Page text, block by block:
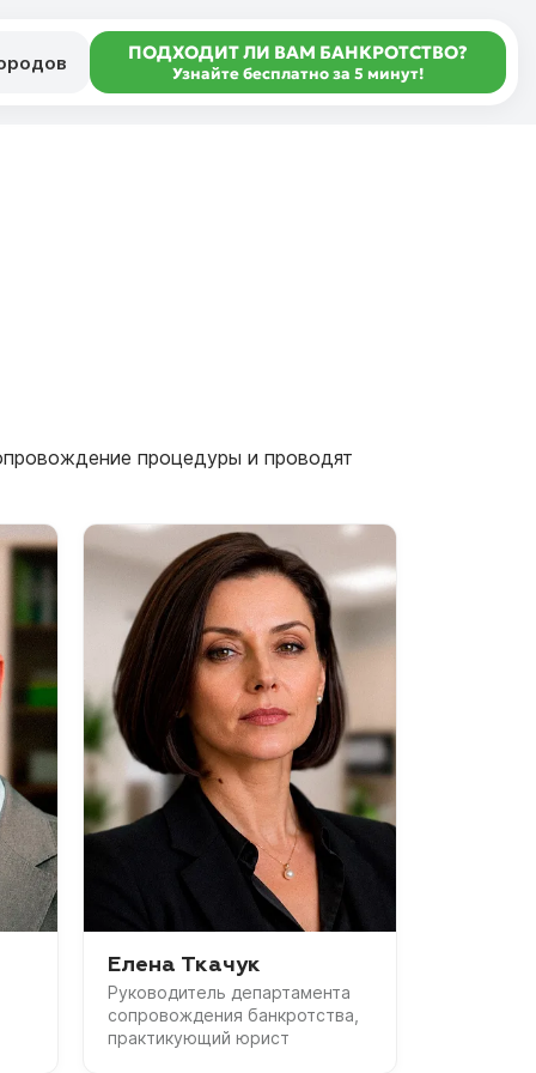
ПОДХОДИТ ЛИ ВАМ БАНКРОТСТВО?
Узнайте бесплатно за 5 минут!
процедуры и проводят
Елена Ткачук
Руководитель департамента
сопровождения банкротства,
практикующий юрист